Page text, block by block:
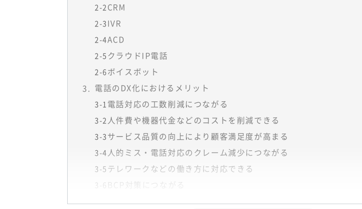
2-2CRM
2-3IVR
2-4ACD
2-5 クラウドIP電話
2-6ボイスボット
電話のDX化におけるメリット
3-1電話対応の工数削減につながる
3-2 人件費や機器代金などのコストを削減できる
3-3サービス品質の向上により顧客満足度が高まる
3-4 人的ミス・電話対応のクレーム減少につながる
3-5 テレワークなどの働き方に対応できる
3-6